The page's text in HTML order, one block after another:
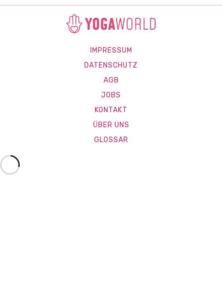
IMPRESSUM
DATENSCHUTZ
AGB
JOBS
KONTAKT
ÜBER UNS
GLOSSAR